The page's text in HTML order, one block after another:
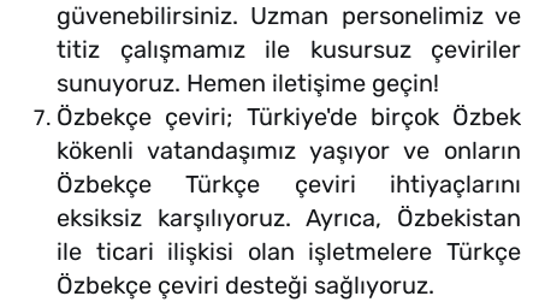
güvenebilirsiniz. Uzman personelimiz ve
titiz çalışmamız ile kusursuz çeviriler
sunuyoruz. Hemen iletişime geçin!
Özbekçe çeviri; Türkiye'de birçok Özbek
kökenli vatandaşımız yaşıyor ve onların
Özbekçe Türkçe çeviri ihtiyaçlarını
eksiksiz karşılıyoruz. Ayrıca, Özbekistan
ile ticari ilişkisi olan işletmelere Türkçe
Özbekçe çeviri desteği sağlıyoruz.